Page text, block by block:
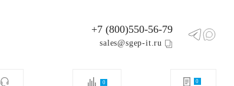
+7 (800)550-56-79
sales@sgep-it.ru
0 0